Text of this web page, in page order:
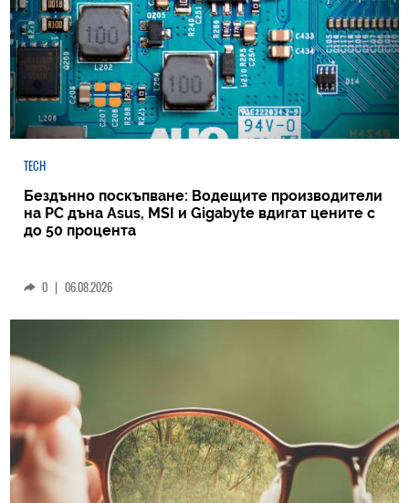
TECH
Бездънно поскъпване: Водещите производители
на РС дъна Asus, MSI и Gigabyte вдигат цените с
до 50 процента
0 | 06.08.2026